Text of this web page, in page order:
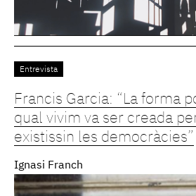
Entrevista
Francis Garcia: “La forma
qual vivim va ser creada
existissin les democràcies”
Ignasi Franch